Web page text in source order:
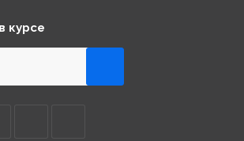
курсе